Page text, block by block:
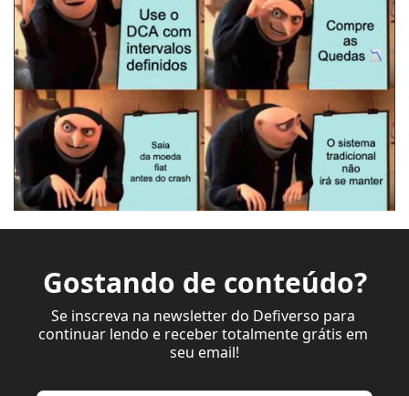
Gostando de conteúdo?
Se inscreva na newsletter do Defiverso para
continuar lendo e receber totalmente grátis em
seu email!